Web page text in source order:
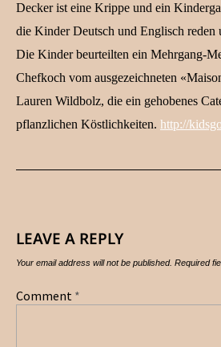
Decker ist eine Krippe und ein
die Kinder Deutsch und Englisch reden
Die Kinder beurteilten ein Mehrgang-
Chefkoch vom ausgezeichneten
Lauren Wildbolz, die ein gehobenes
pflanzlichen Köstlichkeiten. http://
LEAVE A REPLY
Your email address will not be published. Required
Comment *